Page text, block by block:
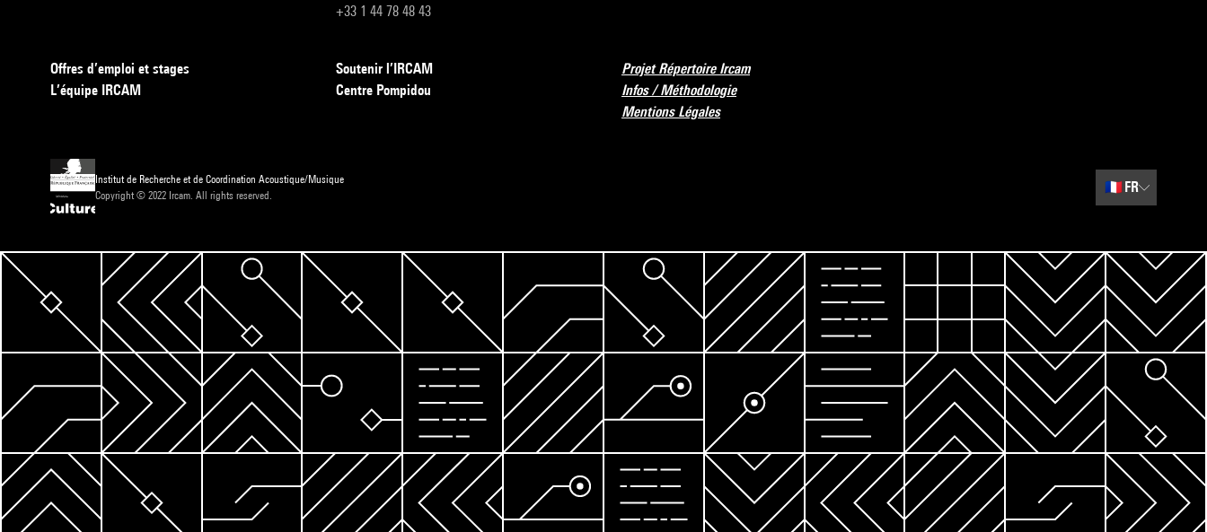
+33 1 44 78 48 43
Offres d’emploi et stages
L’équipe IRCAM
Soutenir l’IRCAM
Centre Pompidou
Projet Répertoire Ircam
Infos / Méthodologie
Mentions Légales
Institut de Recherche et de Coordination Acoustique/Musique
Copyright © 2022 Ircam. All rights reserved.
🇫🇷 FR